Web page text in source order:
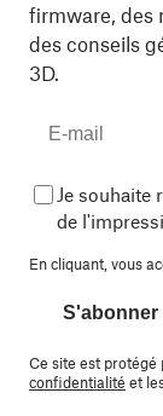
firmware, des
des conseils
3D.
Je souhaite
de
En cliquant, vous
S'abonner
Ce site est
confidentialité et